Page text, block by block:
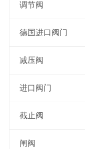
调节阀
德国进口阀门
减压阀
进口阀门
截止阀
闸阀